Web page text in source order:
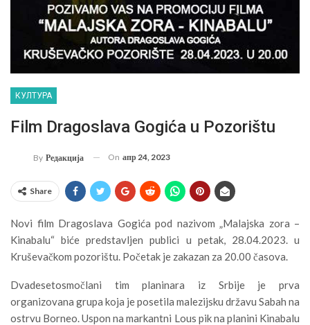
КУЛТУРА
Film Dragoslava Gogića u Pozorištu
By Редакција On апр 24, 2023
Share
Novi film Dragoslava Gogića pod nazivom „Malajska zora –
Kinabalu“ biće predstavljen publici u petak, 28.04.2023. u
Kruševačkom pozorištu. Početak je zakazan za 20.00 časova.
Dvadesetosmočlani tim planinara iz Srbije je prva
organizovana grupa koja je posetila malezijsku državu Sabah na
ostrvu Borneo. Uspon na markantni Lous pik na planini Kinabalu